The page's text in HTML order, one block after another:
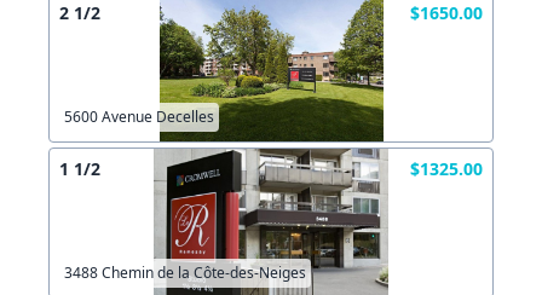
2 1/2 $1650.00
5600 Avenue Decelles
1 1/2 $1325.00
3488 Chemin de la Côte-des-Neiges